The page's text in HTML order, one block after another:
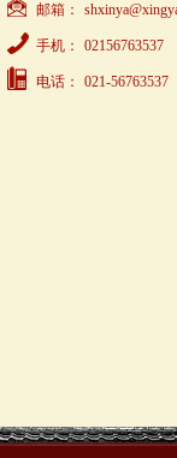
邮箱：
手机： 02156763537
电话： 021-56763537